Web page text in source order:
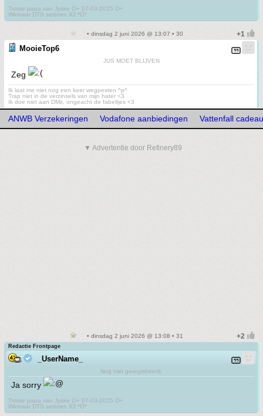
Trotse papa van Jyske O+ 07-03-2025 O+
Winnaar DTS seizoen 93 *O*
• dinsdag 2 juni 2026 @ 13:07 • 30
MooieTop6
JUS MOET BLIJVEN
Zeg
Ik laat me niet nog een keer wegpesten ^p^
Trap niet in de verzinsels van mijn hater <3
Ik doe niet aan DMs, ongeacht de fabeltjes <3
ANWB Verzekeringen Vodafone aanbiedingen Vattenfall cadeau
▼ Advertentie door Refinery89
• dinsdag 2 juni 2026 @ 13:08 • 31
Redactie Frontpage
_UserName_
Nog niet geregistreerd.
Ja sorry
Trotse papa van Jyske O+ 07-03-2025 O+
Winnaar DTS seizoen 93 *O*